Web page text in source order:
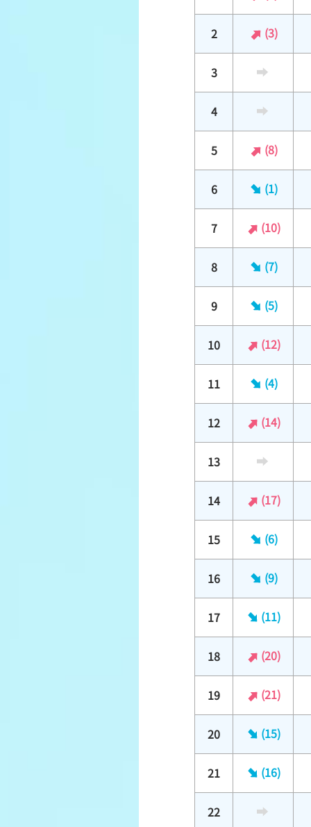
2 (3)
3
4
5 (8)
6 (1)
7 (10)
8 (7)
9 (5)
10 (12)
11 (4)
12 (14)
13
14 (17)
15 (6)
16 (9)
17 (11)
18 (20)
19 (21)
20 (15)
21 (16)
22